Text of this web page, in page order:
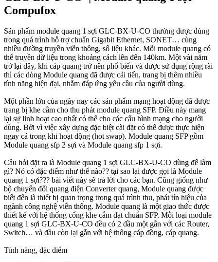
Compufox
Sản phẩm module quang 1 sợi GLC-BX-U-CO thường được dùng
trong quá trình hỗ trợ chuẩn Gigabit Ethernet, SONET… cùng
nhiều đường truyền viễn thông, số liệu khác. Mỗi module quang có
thể truyền dữ liệu trong khoảng cách lên đến 140km. Một vài năm
trở lại đây, khi cáp quang trở nên phổ biến và được sử dụng rộng rãi
thì các dòng Module quang đã được cải tiến, trang bị thêm nhiều
tính năng hiện đại, nhằm đáp ứng yêu cầu của người dùng.
Một phần lớn của ngày nay các sản phẩm mạng hoạt động đã được
trang bị khe cắm cho thu phát module quang SFP. Điều này mang
lại sự linh hoạt cao nhất có thể cho các cấu hình mạng cho người
dùng. Bởi vì việc xây dựng đặc biệt cài đặt có thể được thực hiện
ngay cả trong khi hoạt động (hot swap). Module quang SFP gồm
Module quang sfp 2 sợi và Module quang sfp 1 sợi.
Câu hỏi đặt ra là Module quang 1 sợi GLC-BX-U-CO dùng để làm
gì? Nó có đặc điểm như thế nào?? tại sao lại được gọi là Module
quang 1 sợi??? bài viết này sẽ trả lời cho các bạn. Cũng giống như
bộ chuyển đổi quang điện Converter quang, Module quang được
biết đến là thiết bị quan trọng trong quá trình thu, phát tín hiệu của
ngành công nghệ viễn thông. Module quang là một giao thức được
thiết kế với hệ thống cổng khe cắm đạt chuẩn SFP. Mỗi loại module
quang 1 sợi GLC-BX-U-CO đều có 2 đầu một gắn với các Router,
Switch… và đầu còn lại gắn với hệ thống cáp đồng, cáp quang.
Tính năng, đặc điểm